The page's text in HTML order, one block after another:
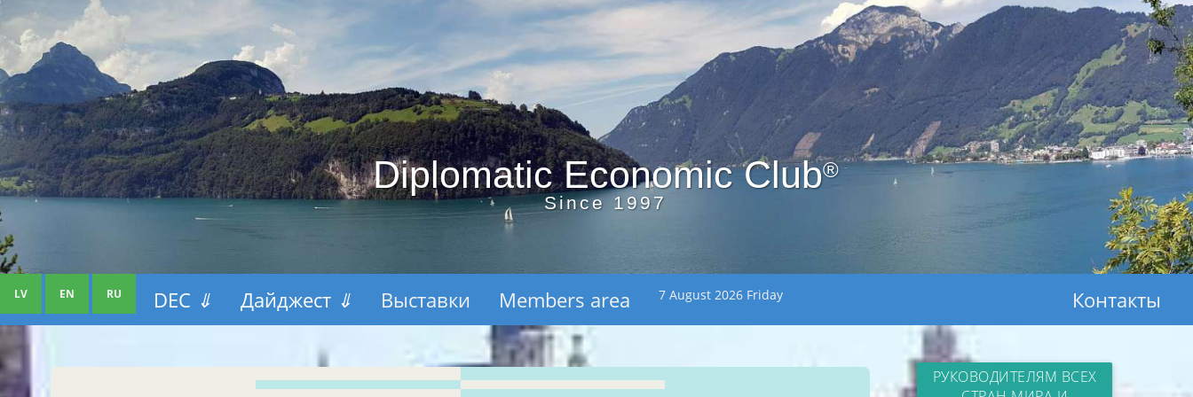
Diplomatic Economic Club®
Since 1997
LV EN RU DEC ⇓ Дайджест ⇓ Выставки Members area 7 August 2026 Friday Контакты
РУКОВОДИТЕЛЯМ ВСЕХ